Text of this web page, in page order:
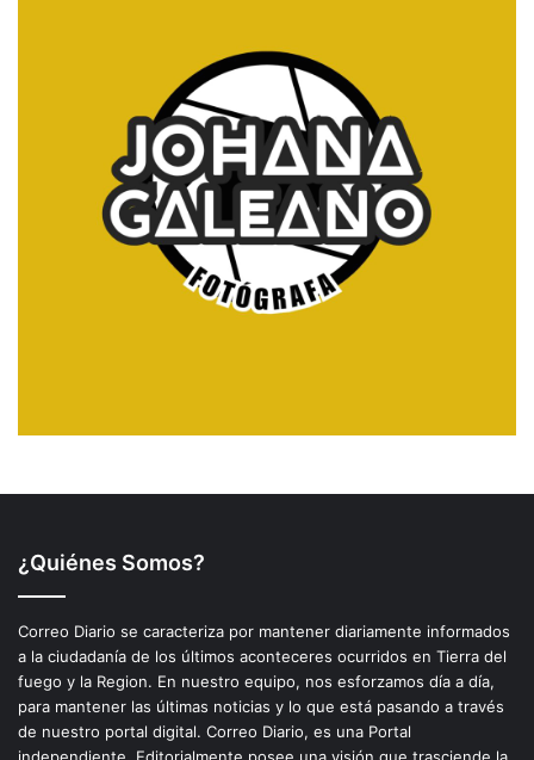
¿Quiénes Somos?
Correo Diario se caracteriza por mantener diariamente informados
a la ciudadanía de los últimos aconteceres ocurridos en Tierra del
fuego y la Region. En nuestro equipo, nos esforzamos día a día,
para mantener las últimas noticias y lo que está pasando a través
de nuestro portal digital. Correo Diario, es una Portal
independiente. Editorialmente posee una visión que trasciende la